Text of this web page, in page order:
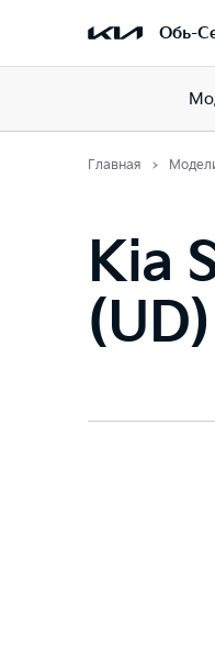
Обь-
Главная
Kia
(UD)